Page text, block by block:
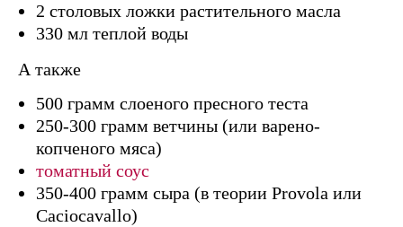
2 столовых ложки растительного масла
330 мл теплой воды
А также
500 грамм слоеного пресного теста
250-300 грамм ветчины (или варено-
копченого мяса)
томатный соус
350-400 грамм сыра (в теории Рrovola или
Caciocavallo)